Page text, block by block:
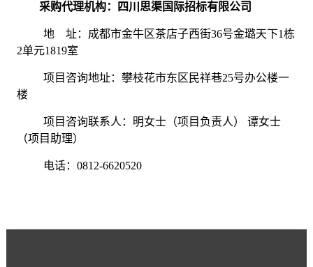
采购代理机构：四川思渠国际招标有限公司
地址：成都市金牛区茶店子西街36号金璐天下1栋
2单元1819室
项目咨询地址：攀枝花市东区民祥巷25号办公楼一
楼
项目咨询联系人：明女士（项目负责人）
谭女士
（项目助理）
电话： 0812-6620520